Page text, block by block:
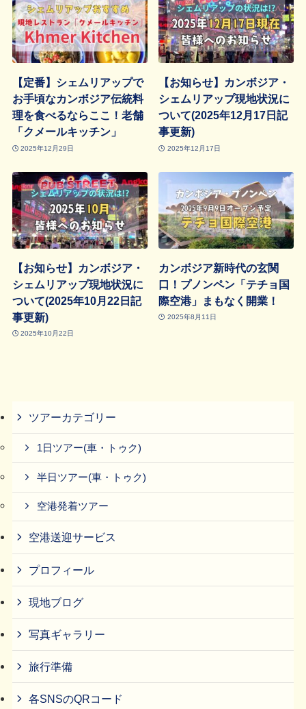
【定番】シェムリアップで
お手頃なカンボジア伝統料
理を食べるならここ！老舗
「クメールキッチン」
2025年12月29日
【お知らせ】カンボジア・
シェムリアップ現地状況に
ついて(2025年12月17日記
事更新)
2025年12月17日
【お知らせ】カンボジア・
シェムリアップ現地状況に
ついて(2025年10月22日記
事更新)
2025年10月22日
カンボジア新時代の玄関
口！プノンペン「テチョ国
際空港」まもなく開業！
2025年8月11日
ツアーカテゴリー
1日ツアー(車・トゥク)
半日ツアー(車・トゥク)
空港発着ツアー
空港送迎サービス
プロフィール
現地ブログ
写真ギャラリー
旅行準備
各SNSのQRコード